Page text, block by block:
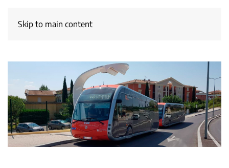
Skip to main content